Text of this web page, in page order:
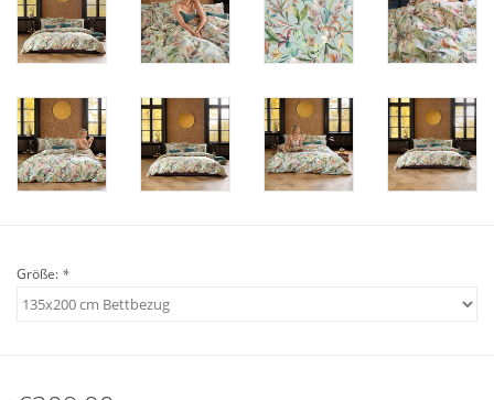
Geschenkideen und
Gutscheine
Accessoires Spa
Angebote
Geprüfter Webshop
Größe: *